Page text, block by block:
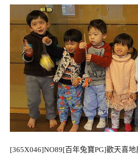
[365X046]NO89[百年兔寶PG]歡天喜